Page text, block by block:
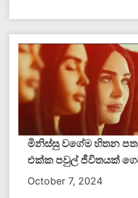
මිනිස්සු වගේම හිතන
එක්ක පවුල් ජීවිතයක්
October 7, 2024